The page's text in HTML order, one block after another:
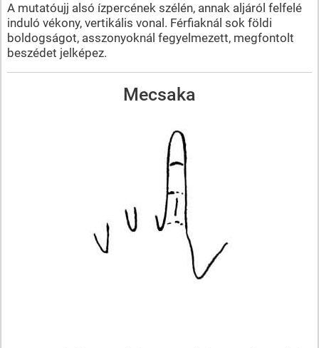
A mutatóujj alsó ízpercének szélén, annak aljáról felfelé
induló vékony, vertikális vonal. Férfiaknál sok földi
boldogságot, asszonyoknál fegyelmezett, megfontolt
beszédet jelképez.
Mecsaka